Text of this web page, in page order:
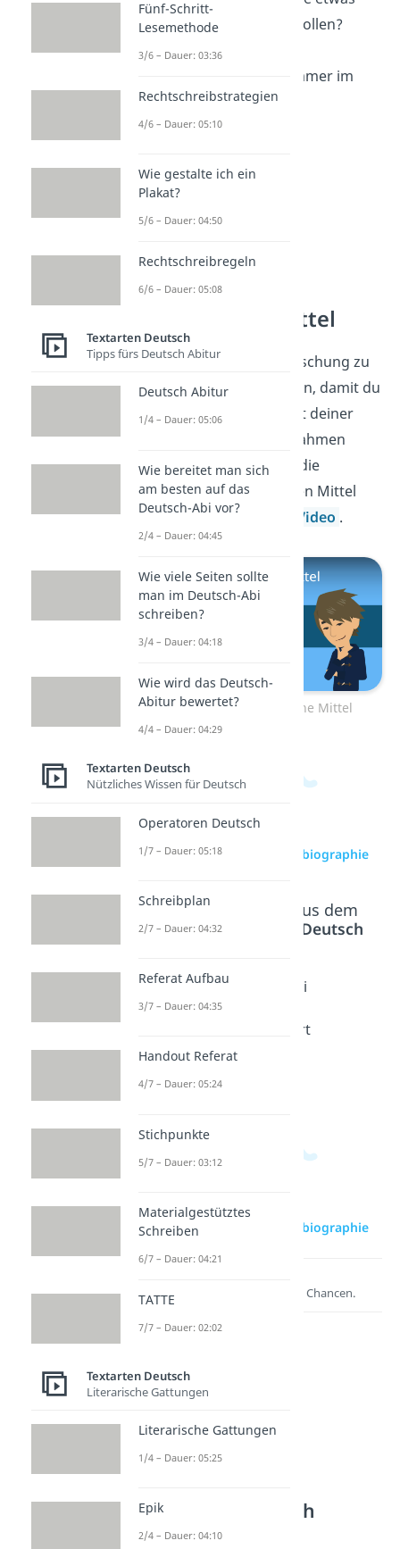
anders darstellen wollen?
Schreibe deine
Rollenbiographie immer im
Präsens.
Rhetorische Mittel
Brauchst du eine Auffrischung zu
den rhetorischen Mitteln, damit du
die sprachliche Eigenart deiner
Figur ganz genau nachahmen
kannst? Kein Problem, die
wichtigsten rhetorischen Mittel
findest du in unserem
Video .
Zum Video: Rhetorische Mittel
zur Videoseite: Rollenbiographie
Beliebte Inhalte aus dem
Bereich Textarten Deutsch
Dialoga
nalyse
Kommu
nikation
e
05:05
Journali
Textsort
zur Videoseite: Rollenbiographie
Entdecke hier deine Chancen.
Textarten Deutsch
Dramatik & Figuren
Fünf-Schritt-
Lesemethode
3/6 – Dauer: 03:36
Rechtschreibstrategien
4/6 – Dauer: 05:10
Wie gestalte ich ein
Plakat?
5/6 – Dauer: 04:50
Rechtschreibregeln
6/6 – Dauer: 05:08
Textarten Deutsch
Tipps fürs Deutsch Abitur
Deutsch Abitur
1/4 – Dauer: 05:06
Wie bereitet man sich
am besten auf das
Deutsch-Abi vor?
2/4 – Dauer: 04:45
Wie viele Seiten sollte
man im Deutsch-Abi
schreiben?
3/4 – Dauer: 04:18
Wie wird das Deutsch-
Abitur bewertet?
4/4 – Dauer: 04:29
Textarten Deutsch
Nützliches Wissen für Deutsch
Operatoren Deutsch
1/7 – Dauer: 05:18
Schreibplan
2/7 – Dauer: 04:32
Referat Aufbau
3/7 – Dauer: 04:35
Handout Referat
4/7 – Dauer: 05:24
Stichpunkte
5/7 – Dauer: 03:12
Materialgestütztes
Schreiben
6/7 – Dauer: 04:21
TATTE
7/7 – Dauer: 02:02
Textarten Deutsch
Literarische Gattungen
Literarische Gattungen
1/4 – Dauer: 05:25
Epik
2/4 – Dauer: 04:10